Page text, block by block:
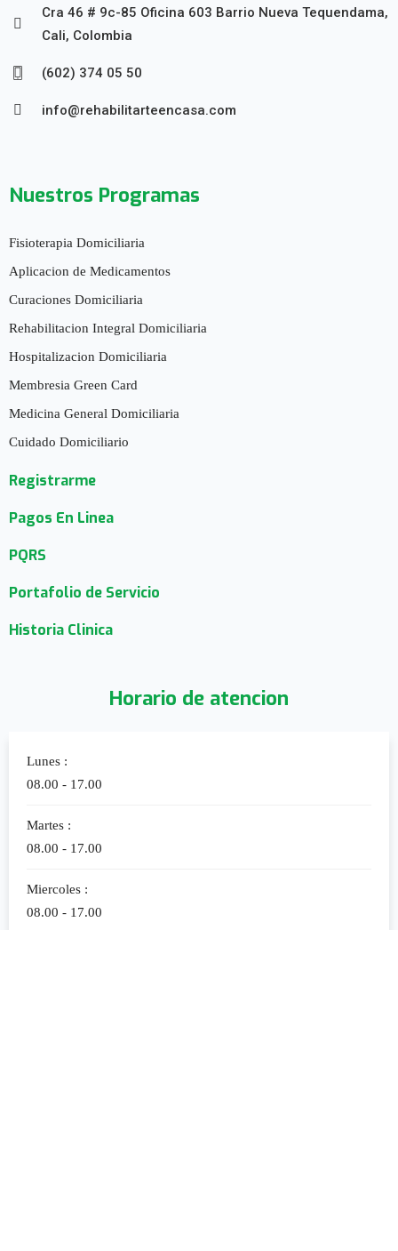
Cra 46 # 9c-85 Oficina 603 Barrio Nueva Tequendama,
Cali, Colombia
(602) 374 05 50
info@rehabilitarteencasa.com
Nuestros Programas
Fisioterapia Domiciliaria
Aplicacion de Medicamentos
Curaciones Domiciliaria
Rehabilitacion Integral Domiciliaria
Hospitalizacion Domiciliaria
Membresia Green Card
Medicina General Domiciliaria
Cuidado Domiciliario
Registrarme
Pagos En Linea
PQRS
Portafolio de Servicio
Historia Clinica
Horario de atencion
Lunes :
08.00 - 17.00
Martes :
08.00 - 17.00
Miercoles :
08.00 - 17.00